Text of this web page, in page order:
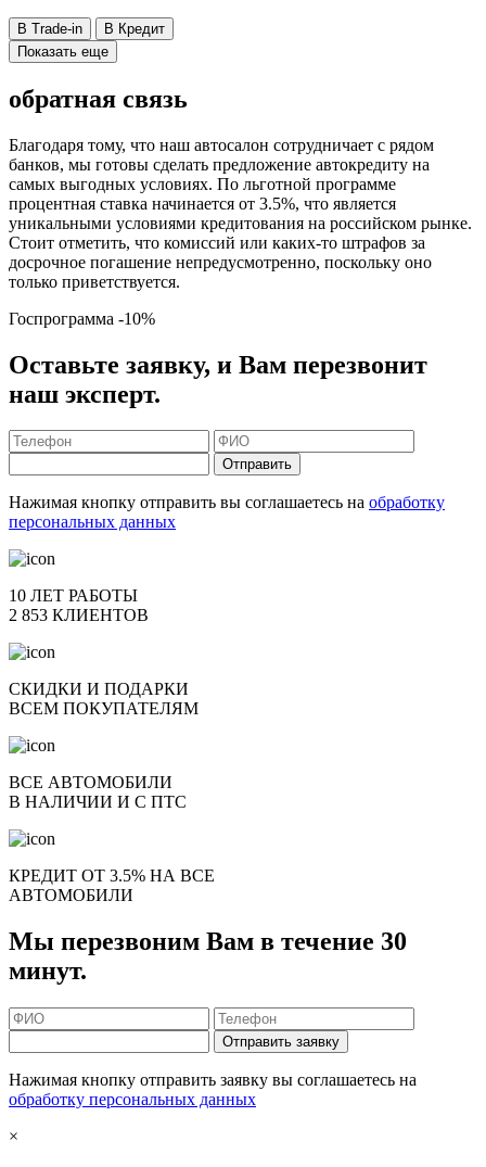
В Trade-in
В Кредит
Показать еще
обратная связь
Благодаря тому, что наш автосалон сотрудничает с рядом
банков, мы готовы сделать предложение автокредиту на
самых выгодных условиях. По льготной программе
процентная ставка начинается от 3.5%, что является
уникальными условиями кредитования на российском рынке.
Стоит отметить, что комиссий или каких-то штрафов за
досрочное погашение непредусмотренно, поскольку оно
только приветствуется.
Госпрограмма -10%
Оставьте заявку, и Вам перезвонит
наш эксперт.
Отправить
Нажимая кнопку отправить вы соглашаетесь на обработку
персональных данных
10 ЛЕТ РАБОТЫ
2 853 КЛИЕНТОВ
СКИДКИ И ПОДАРКИ
ВСЕМ ПОКУПАТЕЛЯМ
ВСЕ АВТОМОБИЛИ
В НАЛИЧИИ И С ПТС
КРЕДИТ ОТ 3.5% НА ВСЕ
АВТОМОБИЛИ
Мы перезвоним Вам в течение 30
минут.
Отправить заявку
Нажимая кнопку отправить заявку вы соглашаетесь на
обработку персональных данных
×